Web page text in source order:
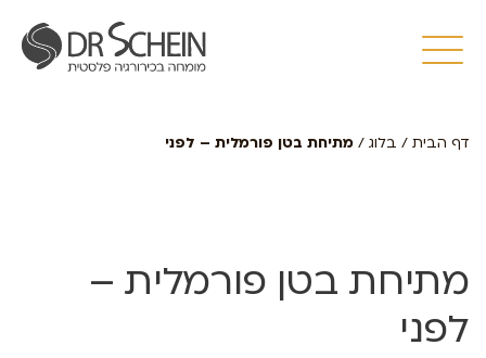
דף הבית / בלוג / מתיחת בטן פורמלית – לפני
מתיחת בטן פורמלית –
לפני